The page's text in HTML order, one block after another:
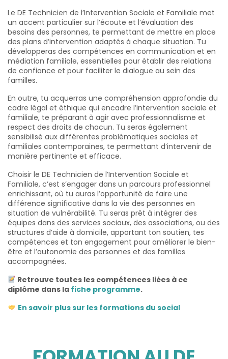
Le DE Technicien de l’Intervention Sociale et Familiale met
un accent particulier sur l’écoute et l’évaluation des
besoins des personnes, te permettant de mettre en place
des plans d’intervention adaptés à chaque situation. Tu
développeras des compétences en communication et en
médiation familiale, essentielles pour établir des relations
de confiance et pour faciliter le dialogue au sein des
familles.
En outre, tu acquerras une compréhension approfondie du
cadre légal et éthique qui encadre l’intervention sociale et
familiale, te préparant à agir avec professionnalisme et
respect des droits de chacun. Tu seras également
sensibilisé aux différentes problématiques sociales et
familiales contemporaines, te permettant d’intervenir de
manière pertinente et efficace.
Choisir le DE Technicien de l’Intervention Sociale et
Familiale, c’est s’engager dans un parcours professionnel
enrichissant, où tu auras l’opportunité de faire une
différence significative dans la vie des personnes en
situation de vulnérabilité. Tu seras prêt à intégrer des
équipes dans des services sociaux, des associations, ou des
structures d’aide à domicile, apportant ton soutien, tes
compétences et ton engagement pour améliorer le bien-
être et l’autonomie des personnes et des familles
accompagnées.
Retrouve toutes les compétences liées à ce
diplôme dans la fiche programme.
En savoir plus sur les formations du social